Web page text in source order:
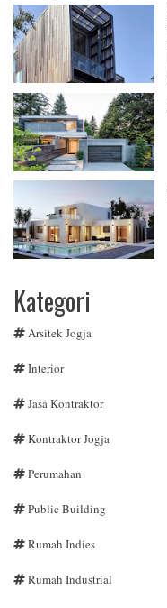
Kategori
Arsitek Jogja
Interior
Jasa Kontraktor
Kontraktor Jogja
Perumahan
Public Building
Rumah Indies
Rumah Industrial